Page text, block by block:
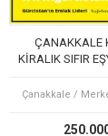
ÇANAKKALE
KİRALIK SIFIR
Çanakkale /